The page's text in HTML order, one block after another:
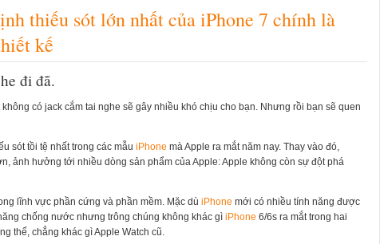
thiếu sót lớn nhất của iPhone 7 chính là
kế
đi đã.
có jack cắm tai nghe sẽ gây nhiều khó chịu cho bạn. Nhưng rồi bạn sẽ quen
sót tồi tệ nhất trong các mẫu i Phone mà Apple ra mắt năm nay. Thay vào đó,
ảnh hưởng tới nhiều dòng sản phẩm của Apple: Apple không còn sự đột phá
lĩnh vực phần cứng và phần mềm. Mặc dù i Phone mới có nhiều tính năng được
chống nước nhưng trông chúng không khác gì i Phone 6/6s ra mắt trong hai
thế, chẳng khác gì Apple Watch cũ.